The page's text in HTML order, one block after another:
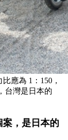
應為 1：150，
台灣是日本的
案，是日本的